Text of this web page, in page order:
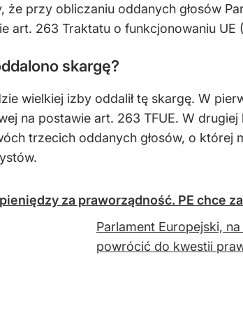
że przy obliczaniu oddanych głosów
art. 263 Traktatu o funkcjonowaniu
skargę?
wielkiej izby oddalił tę skargę. W
na postawie art. 263 TFUE. W drugiej
trzecich oddanych głosów, o której
za praworządność. PE chce
Parlament Europejski,
powrócić do kwestii